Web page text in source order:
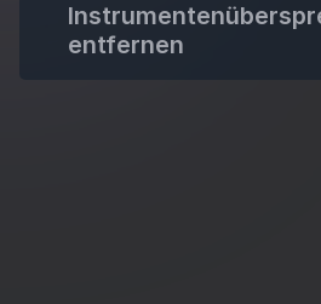
entfernen